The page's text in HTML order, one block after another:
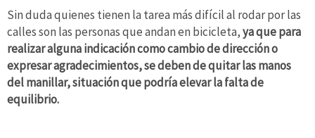
Sin duda quienes tienen la tarea más difícil al rodar por las
calles son las personas que andan en bicicleta,ya que para
realizar alguna indicación como cambio de dirección o
expresar agradecimientos, se deben de quitar las manos
del manillar, situación que podría elevar la falta de
equilibrio.